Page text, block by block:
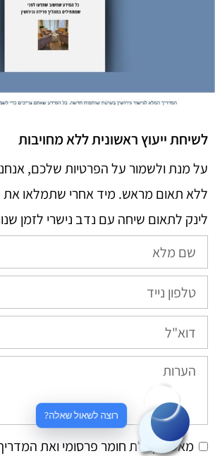
לשיחת ייעוץ ראשונית ללא מחויבות
על מנת ולשמור על הפרטיות שלכם,
ללא תאום מראש. מיד אחרי שתמלאו את
לינק לתאום שיחה עם נדב נישרי לזמן
מאשר קבלת חומר פרסומי ואת המדריך
רוצה לשאול שאלה?